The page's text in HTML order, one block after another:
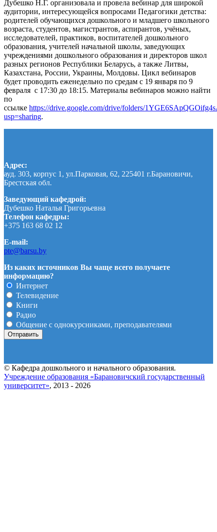
Дубешко Н.Г. организовала и провела вебинар для широкой
аудитории, интересующейся вопросами Педагогики детства:
родителей обучающихся дошкольного и младшего школьного
возраста, студентов, магистрантов, аспирантов, учёных,
исследователей, практиков, воспитателей дошкольного
образования, учителей начальной школы, заведующих
учреждениями дошкольного образования и директоров школ
разных регионов Республики Беларусь, а также Литвы,
Казахстана, России, Украины, Молдовы. Цикл вебинаров
будет проводить еженедельно по средам с 19 января по 9
февраля с 17:30 до 18:15. Материалы вебинаров можно найти
по
ссылке https://drive.google.com/drive/folders/
usp=sharing.
Адрес:
ауд. 303, корпус 1, ул.Парковая, 62, 225401 г.Барановичи,
Брестская обл.
Заведующий кафедрой:
Дубешко Наталья Григорьевна
Телефон кафедры:
+375 163 68 02 12
E-mail:
pte@barsu.by
Из каких источников Вы чаще всего получаете
информацию?
Интернет
Телевидение
Книги
Радио
Общение с однокурсниками, преподавателями
© Кафедра дошкольного и начального образования.
Учреждение образования «Барановичский государственный
университет», 2013 - 2026